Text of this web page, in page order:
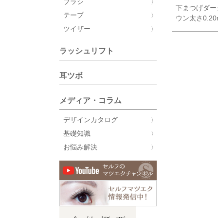
テープ
ツイザー
ラッシュリフト
耳ツボ
メディア・コラム
デザインカタログ
基礎知識
お悩み解決
下まつげダー
ウン太さ